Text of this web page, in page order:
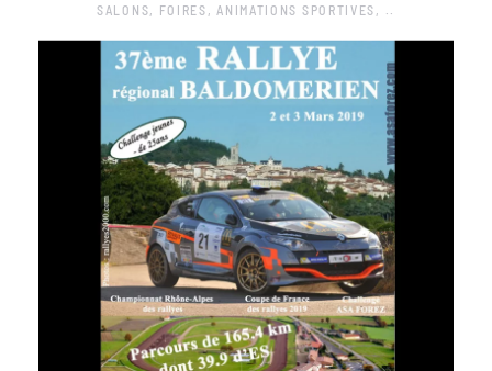
SALONS, FOIRES, ANIMATIONS SPORTIVES, ..